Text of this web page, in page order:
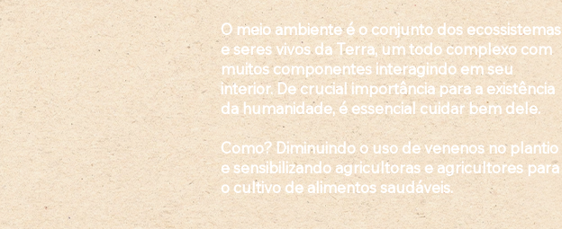
O meio ambiente é oconjunto dos ecossistemas
e seres vivos da Terra, um todo complexo com
muitos componentes interagindo em seu
interior. De crucial importância para a existência
da humanidade, é essencial cuidar bem dele.
Como? Diminuindo o uso de venenos no plantio
e sensibilizando agricultoras e agricultores para
o cultivo de alimentos saudáveis.